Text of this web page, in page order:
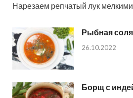
Нарезаем репчатый лук мелкими
Рыбная
26.10.2022
Борщ с